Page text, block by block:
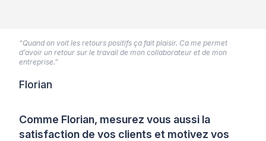
Comme Florian, mesurez vous aussi la
satisfaction de vos clients et motivez vos
“Quand on voit les retours positifs ça fait plaisir. Ca me permet
d’avoir un retour sur le travail de mon collaborateur et de mon
entreprise.”
Florian